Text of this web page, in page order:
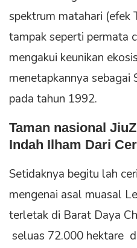
spektrum matahari (efek
tampak seperti permata
mengakui keunikan
menetapkannya sebagai
pada tahun 1992.
Taman nasional
Indah Ilham Dari
Setidaknya begitu lah
mengenai asal muasal
terletak di Barat Daya
seluas 72.000 hektare